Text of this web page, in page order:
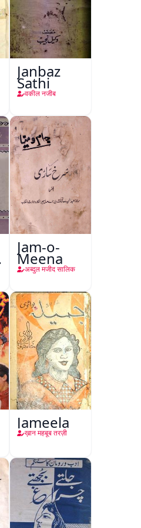
Janbaz
Sathi
वकील नजीब
Jam-o-
Meena
अब्दुल मजीद सालिक
Jameela
ख़ान महबूब तरज़ी